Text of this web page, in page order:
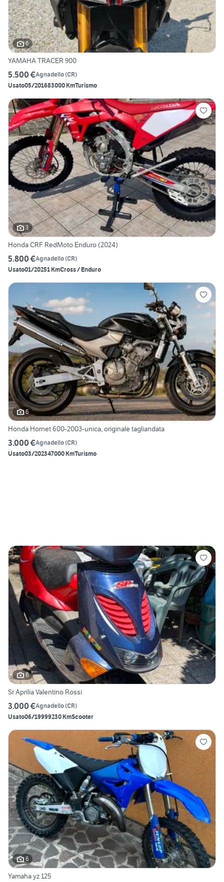
6
YAMAHA TRACER 900
5.500 €Agnadello(CR)
Usato05/201683000 KmTurismo
3
Honda CRF RedMoto Enduro (2024)
5.800 €Agnadello(CR)
Usato01/20251 KmCross / Enduro
6
Honda Hornet 600-2003-unica, originale tagliandata
3.000 €Agnadello(CR)
Usato03/202347000 KmTurismo
6
Sr Aprilia Valentino Rossi
3.000 €Agnadello(CR)
Usato06/19999230 KmScooter
6
Yamaha yz 125